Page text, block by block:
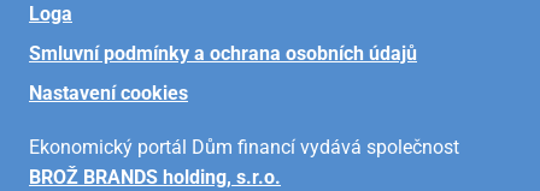
Loga
Smluvní podmínky a ochrana osobních údajů
Nastavení cookies
Ekonomický portál Dům financí vydává společnost
BROŽ BRANDS holding, s.r.o.